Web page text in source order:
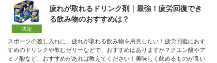
決定
疲れが取れるドリンク剤｜最強！疲労回復でき
る飲み物のおすすめは？
スポーツの差し入れに、疲れが取れる飲み物を用意したい！疲労回復におす
すめのドリンクや飲むゼリーなどで、おすすめはありますか？クエン酸やア
ミノ酸など、おすすめがあれば教えてください！美味しく飲めるものが良い